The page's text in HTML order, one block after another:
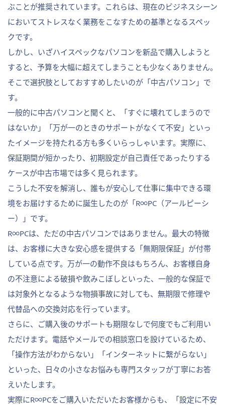
ぶことが推奨されています。これらは、現在のビジネスシーン
においてストレスなく業務をこなすための基準となるスペッ
クです。
しかし、いざハイスペックなパソコンを新品で購入しようと
すると、予算を大幅に超えてしまうことも少なくありません。
そこで選択肢としておすすめしたいのが「中古パソコン」で
す。
一般的に中古パソコンと聞くと、「すぐに壊れてしまうので
はないか」「万が一のときのサポートがなくて不安」といっ
たイメージを持たれる方も多くいらっしゃいます。実際に、
保証期間が短かったり、初期設定が自己責任であったりする
ケースが中古市場では多く見られます。
こうした不安を解消し、誰もが安心して仕事に集中できる環
境をお届けするために誕生したのが「R∞PC（アールピーシ
ー）」です。
R∞PCは、ただの中古パソコンではありません。最大の特徴
は、お客様に大きな安心感を提供する「無期限保証」が付帯
している点です。万が一の動作不良はもちろん、お客様自身
の不注意による破損や飲みこぼしといった、一般的な保証で
は対象外となるような物損事故に対しても、無期限で修理や
代替品への交換対応を行っています。
さらに、ご購入後のサポートも期限なしで何度でもご利用い
ただけます。電話やメールでの相談窓口を設けているため、
「操作方法がわからない」「インターネットに繋がらない」
といった、日々の小さなお悩みも専門スタッフが丁寧にお答
えいたします。
実際にR∞PCをご購入いただいたお客様からも、「設定に不安